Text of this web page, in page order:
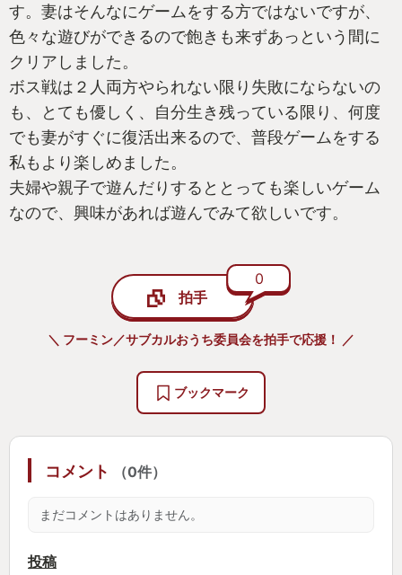
す。妻はそんなにゲームをする方ではないですが、
色々な遊びができるので飽きも来ずあっという間に
クリアしました。
ボス戦は２人両方やられない限り失敗にならないの
も、とても優しく、自分生き残っている限り、何度
でも妻がすぐに復活出来るので、普段ゲームをする
私もより楽しめました。
夫婦や親子で遊んだりするととっても楽しいゲーム
なので、興味があれば遊んでみて欲しいです。
拍手
0
＼ フーミン／サブカルおうち委員会を拍手で応援！ ／
ブックマーク
コメント （0件）
まだコメントはありません。
投稿